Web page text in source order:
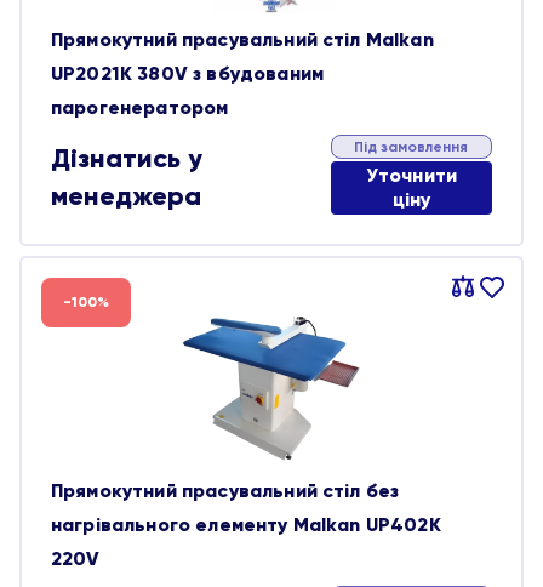
Прямокутний прасувальний стіл Malkan
UP2021K 380V з вбудованим
парогенератором
Дізнатись у
менеджера
Під замовлення
Уточнити
ціну
Порівняти
В
-100%
Прямокутний прасувальний стіл без
нагрівального елементу Malkan UP402K
220V